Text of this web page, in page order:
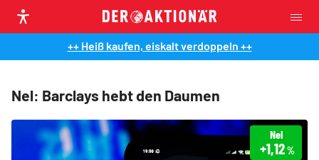
++ Heiß kaufen, eiskalt verdoppeln ++
Nel: Barclays hebt den Daumen
Nel
+1,12%